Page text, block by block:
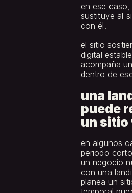
en ese
sustituye al
con él.
el sitio
digital
acompaña
dentro de
una
puede
un sitio
en algunos
periodo
un negocio
con una
planea un